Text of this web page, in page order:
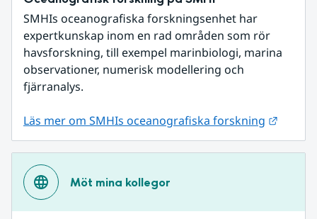
SMHIs oceanografiska forskningsenhet har
expertkunskap inom en rad områden som rör
havsforskning, till exempel marinbiologi, marina
observationer, numerisk modellering och
fjärranalys.
Läs mer om SMHIs oceanografiska forskning
Möt mina kollegor